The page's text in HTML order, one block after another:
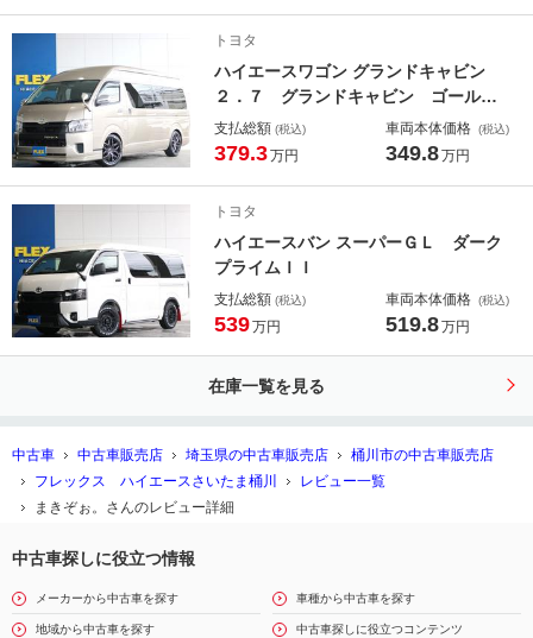
トヨタ
ハイエースワゴン グランドキャビン
２．７ グランドキャビン ゴールド
メタリック ２ＷＤ シートカバー
フルセグ７インチナビ １０．２イン
フロントスポイラー
支払総額 (税込)
379.3万円
車両本体価格 (税込)
349.8万円
トヨタ
ハイエースバン スーパーＧＬ ダーク
プライムＩＩ
支払総額 (税込)
539万円
車両本体価格 (税込)
519.8万円
在庫一覧を見る
中古車 中古車販売店 埼玉県の中古車販売店
桶川市の中古車販売店
フレックス ハイエースさいたま桶川
レビュー一覧
まきぞぉ。さんのレビュー詳細
中古車探しに役立つ情報
メーカーから中古車を探す 車種から中古車を探す
地域から中古車を探す 中古車探しに役立つコンテンツ